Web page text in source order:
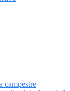
campestre